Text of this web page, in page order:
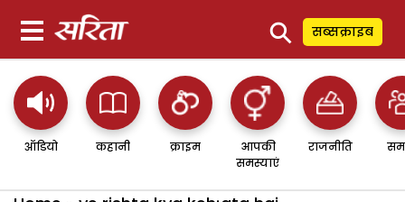
⚲ सब्सक्राइब
ऑडियो कहानी क्राइम
आपकी
समस्याएं
राजनीति